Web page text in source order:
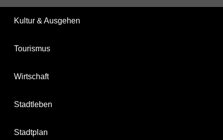
Kultur & Ausgehen
Tourismus
Wirtschaft
Stadtleben
Stadtplan